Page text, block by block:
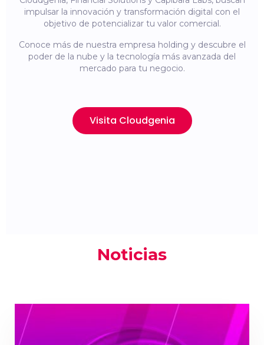
impulsar la innovación y transformación digital con el
objetivo de potencializar tu valor comercial.
Conoce más de nuestra empresa holding y descubre el
poder de la nube y la tecnología más avanzada del
mercado para tu negocio.
Visita Cloudgenia
Noticias